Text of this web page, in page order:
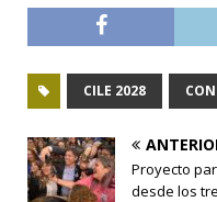
CILE 2028
Proyecto
desde los